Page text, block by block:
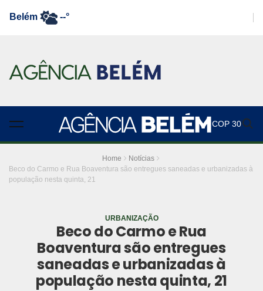
Belém --°
COP 30
Home
Notícias
Beco do Carmo e Rua Boaventura são entregues saneadas e urbanizadas à
população nesta quinta, 21
URBANIZAÇÃO
Beco do Carmo e Rua
Boaventura são entregues
saneadas e urbanizadas à
população nesta quinta, 21